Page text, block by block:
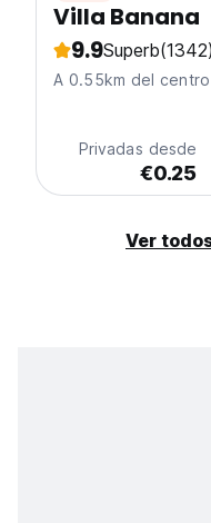
Villa Banana
9.9Superb(1342)
A 0.55km del centro
Privadas desde
€0.25
Ver